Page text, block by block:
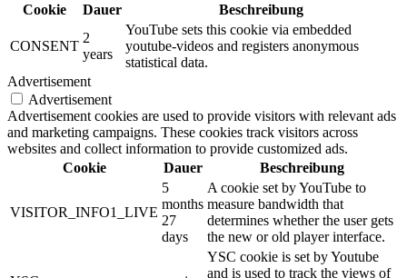
Cookie
Dauer Beschreibung
CONSENT
2
years
YouTube sets this cookie via embedded
youtube-videos and registers anonymous
statistical data.
Advertisement
Advertisement
Advertisement cookies are used to provide visitors with relevant ads
and marketing campaigns. These cookies track visitors across
websites and collect information to provide customized ads.
Cookie
Dauer Beschreibung
VISITOR_INFO1_LIVE
5
months
27
days
A cookie set by YouTube to
measure bandwidth that
determines whether the user gets
the new or old player interface.
YSC cookie is set by Youtube
and is used to track the views of